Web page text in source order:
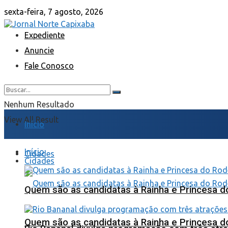
sexta-feira, 7 agosto, 2026
Expediente
Anuncie
Fale Conosco
Nenhum Resultado
View All Result
Início
Cidades
Quem são as candidatas à Rainha e Princesa
Início
Cidades
Quem são as candidatas à Rainha e Princesa